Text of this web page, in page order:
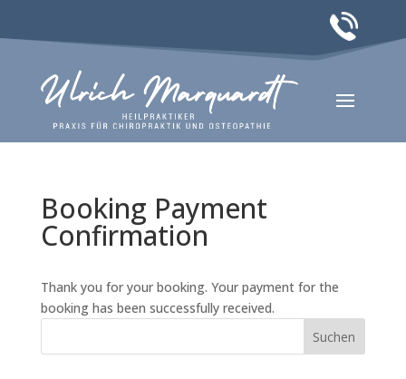
Booking Payment
Confirmation
Thank you for your booking. Your payment for the
booking has been successfully received.
Suchen